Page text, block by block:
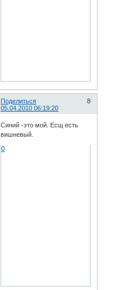
Поделиться
8
05.04.2010 06:19:20
Синий -это мой. Есщ есть
вишневый.
0